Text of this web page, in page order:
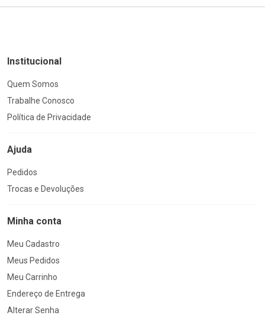
Institucional
Quem Somos
Trabalhe Conosco
Política de Privacidade
Ajuda
Pedidos
Trocas e Devoluções
Minha conta
Meu Cadastro
Meus Pedidos
Meu Carrinho
Endereço de Entrega
Alterar Senha